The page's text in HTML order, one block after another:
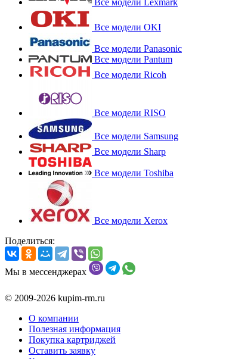
Все модели OKI
Все модели Panasonic
Все модели Pantum
Все модели Ricoh
Все модели RISO
Все модели Samsung
Все модели Sharp
Все модели Toshiba
Все модели Xerox
Поделиться:
Мы в мессенджерах
© 2009-2026 kupim-rm.ru
О компании
Полезная информация
Покупка картриджей
Оставить заявку